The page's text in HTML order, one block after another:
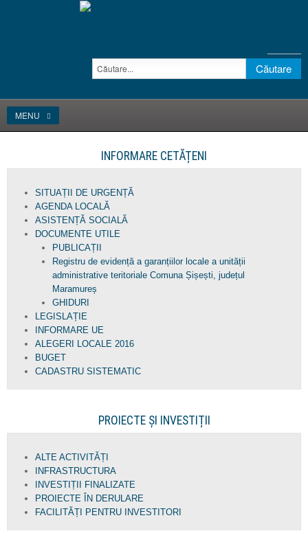
MENU
INFORMARE CETĂȚENI
SITUAȚII DE URGENȚĂ
AGENDA LOCALĂ
ASISTENȚĂ SOCIALĂ
DOCUMENTE UTILE
PUBLICAȚII
Registru de evidență a garanțiilor locale a unității
administrative teritoriale Comuna Șișești, județul
Maramureș
GHIDURI
LEGISLAȚIE
INFORMARE UE
ALEGERI LOCALE 2016
BUGET
CADASTRU SISTEMATIC
PROIECTE ȘI INVESTIȚII
ALTE ACTIVITĂȚI
INFRASTRUCTURA
INVESTIȚII FINALIZATE
PROIECTE ÎN DERULARE
FACILITĂȚI PENTRU INVESTITORI